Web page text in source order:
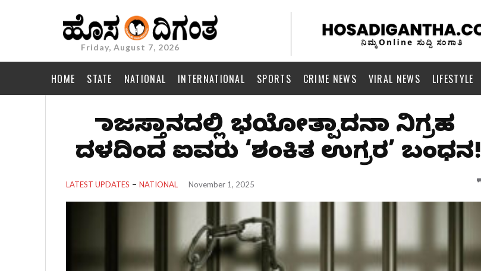
Friday, August 7, 2026
HOME STATE NATIONAL INTERNATIONAL SPORTS CRIME NEWS VIRAL NEWS LIFESTYLE
ರಾಜಸ್ತಾನದಲ್ಲಿ ಭಯೋತ್ಪಾದನಾ ನಿಗ್ರಹ
ದಳದಿಂದ ಐವರು ‘ಶಂಕಿತ ಉಗ್ರರ’ ಬಂಧನ!
LATEST UPDATES NATIONAL November 1, 2025